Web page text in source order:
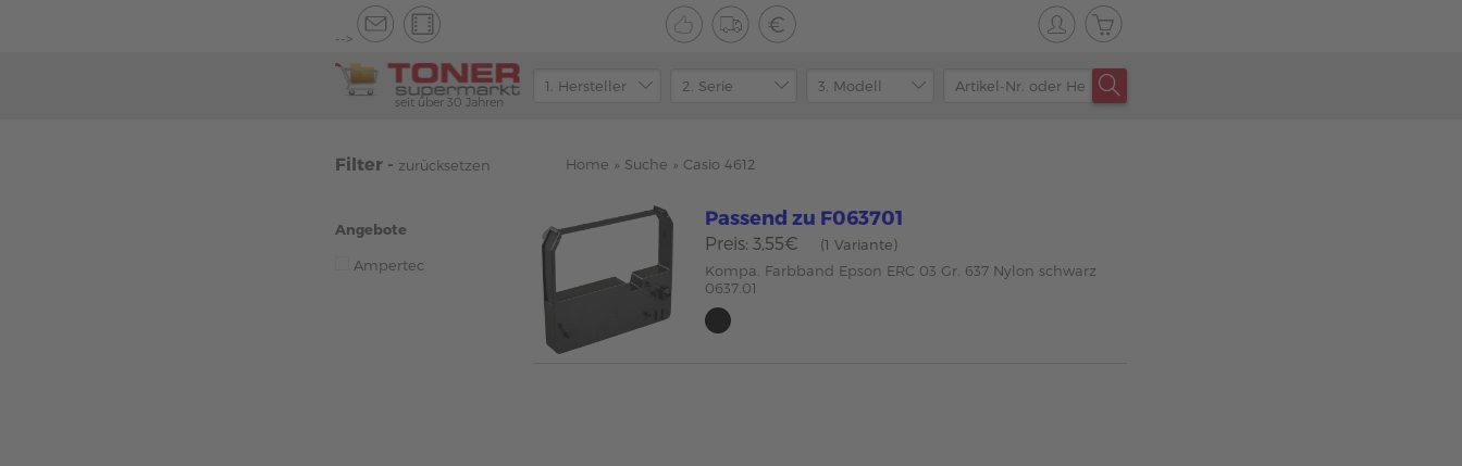
-->
seit über 30 Jahren
Filter - zurücksetzen
Angebote
Ampertec
Home » Suche » Casio 4612
Passend zu F063701
Preis: 3,55€
(1 Variante)
Kompa. Farbband Epson ERC 03 Gr. 637 Nylon schwarz
0637.01